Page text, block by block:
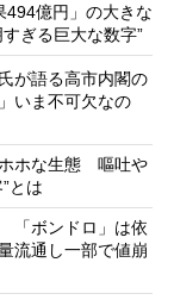
494億円」の大きな
ぎる巨大な数字”
が語る高市内閣の
いま不可欠なの
ホホな生態 嘔吐や
とは
「ボンドロ」は依
流通し一部で値崩